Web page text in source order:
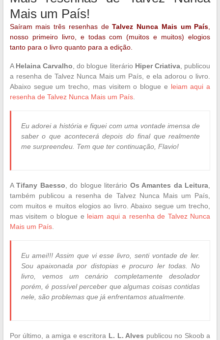
Mais um País!
Saíram mais três resenhas deTalvez Nunca Mais um País
nosso primeiro livro, e todas com (muitos e muitos) elogios
tanto para o livro quanto para a edição.
A Helaina Carvalho , do blogue literário Hiper Criativa , publicou
a resenha de Talvez Nunca Mais um País, e ela adorou o livro.
Abaixo segue um trecho, mas visitem o blogue e leiam aqui a
resenha de Talvez Nunca Mais um País.
Eu adorei a história e fiquei com uma vontade imensa de
saber o que acontecerá depois do final que realmente
me surpreendeu. Tem que ter continuação, Flavio!
ATifany Baesso , do blogue literário Os Amantes da Leitura
também publicou a resenha de Talvez Nunca Mais um País,
com muitos e muitos elogios ao livro. Abaixo segue um trecho,
mas visitem o blogue e leiam aqui a resenha de Talvez Nunca
Mais um País.
Eu amei!!! Assim que vi esse livro, senti vontade de ler.
Sou apaixonada por distopias e procuro ler todas. No
livro, vemos um cenário completamente desolador
porém, é possível perceber que algumas coisas contidas
nele, são problemas que já enfrentamos atualmente.
Por último, a amiga e escritora L. L. Alves publicou no Skoob a